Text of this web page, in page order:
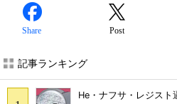
Share Post
記事ランキング
He・ナフサ・レジス